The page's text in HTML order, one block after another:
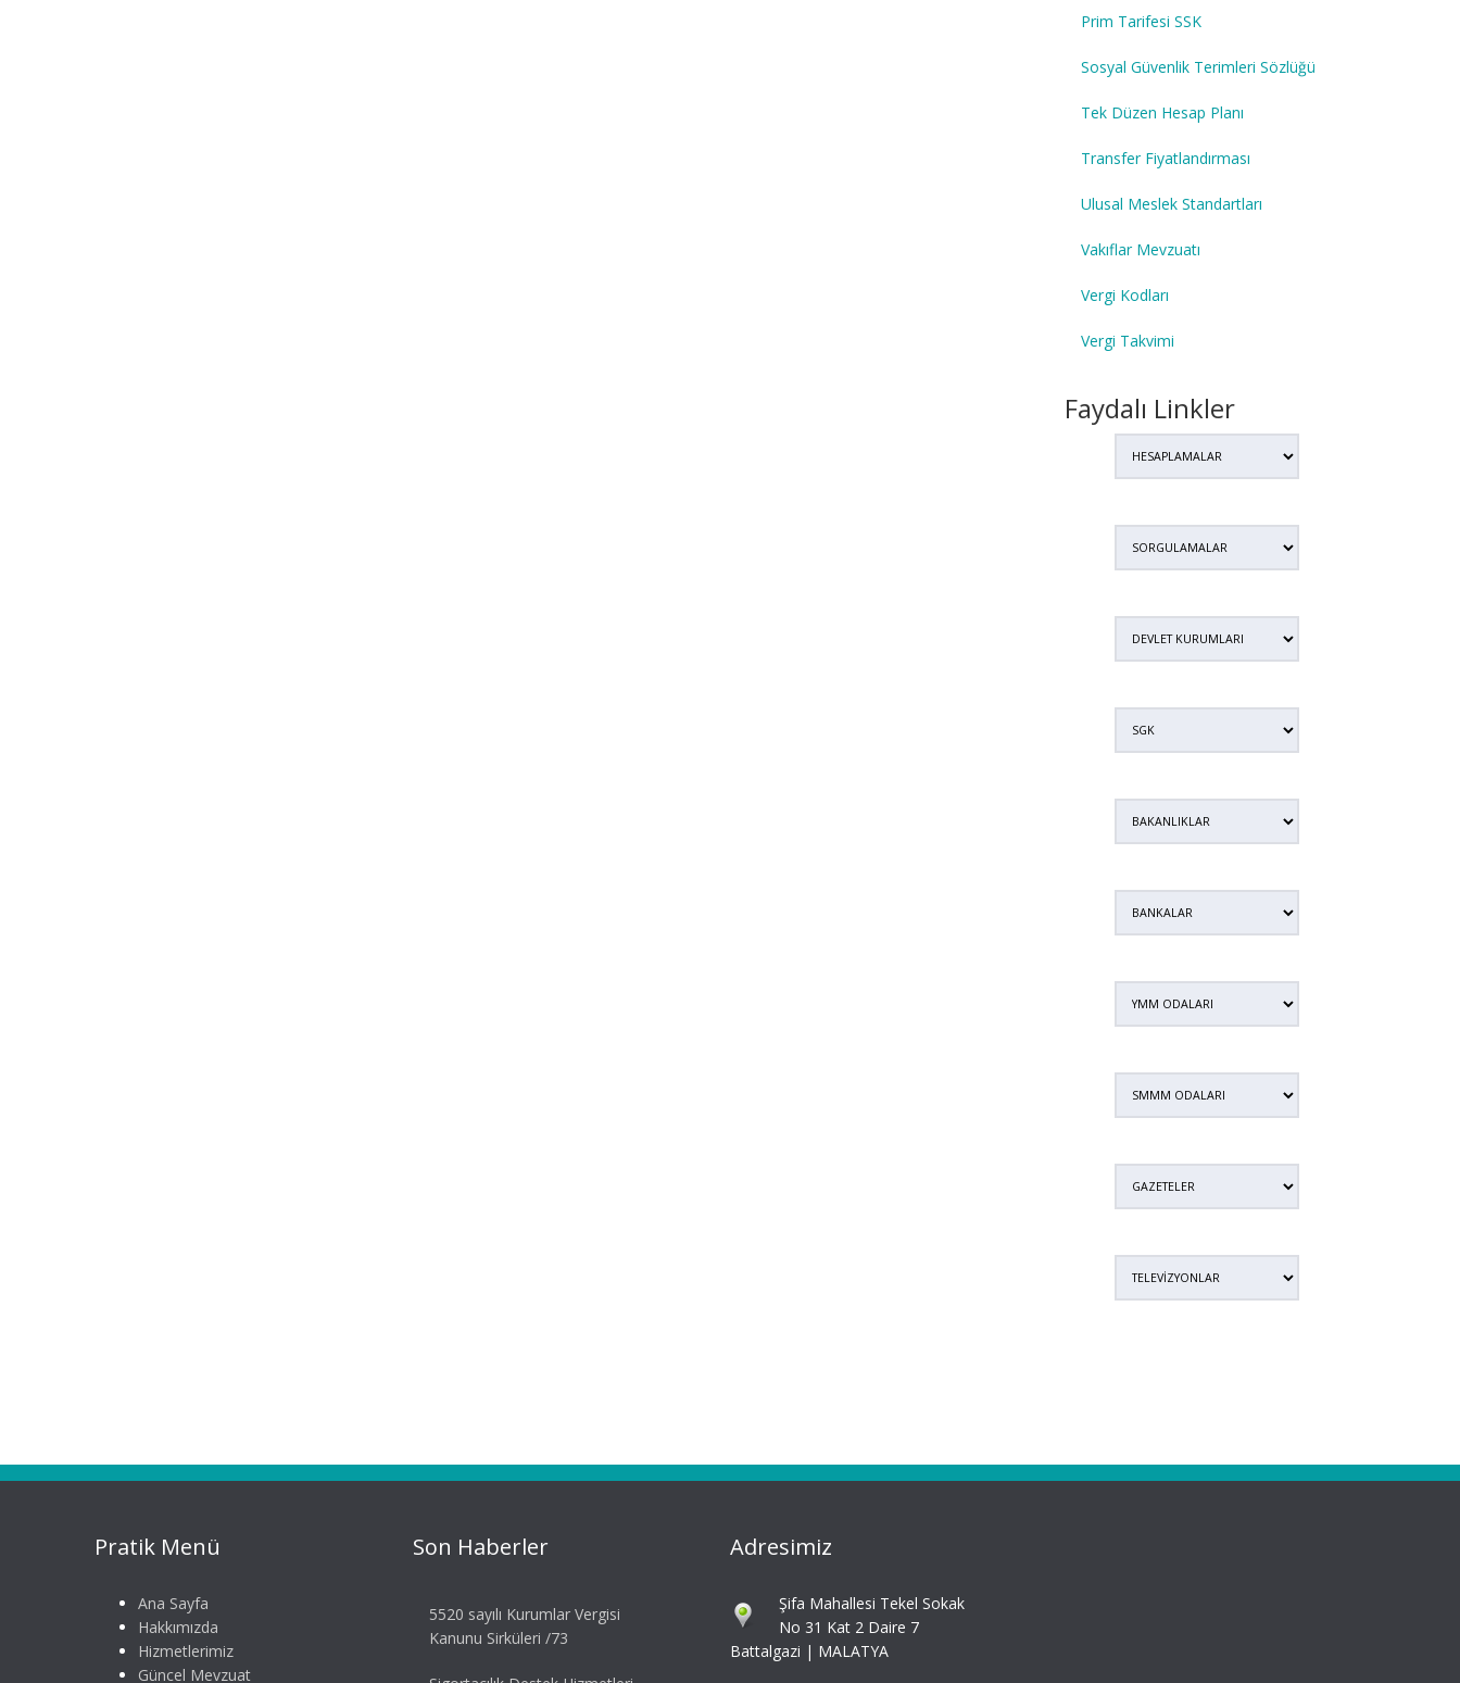
Prim Tarifesi SSK
Sosyal Güvenlik Terimleri Sözlüğü
Tek Düzen Hesap Planı
Transfer Fiyatlandırması
Ulusal Meslek Standartları
Vakıflar Mevzuatı
Vergi Kodları
Vergi Takvimi
Faydalı Linkler
Pratik Menü
Ana Sayfa
Hakkımızda
Hizmetlerimiz
Güncel Mevzuat
Son Haberler
5520 sayılı Kurumlar Vergisi
Kanunu Sirküleri /73
Adresimiz
Şifa Mahallesi Tekel Sokak
No 31 Kat 2 Daire 7
Battalgazi | MALATYA